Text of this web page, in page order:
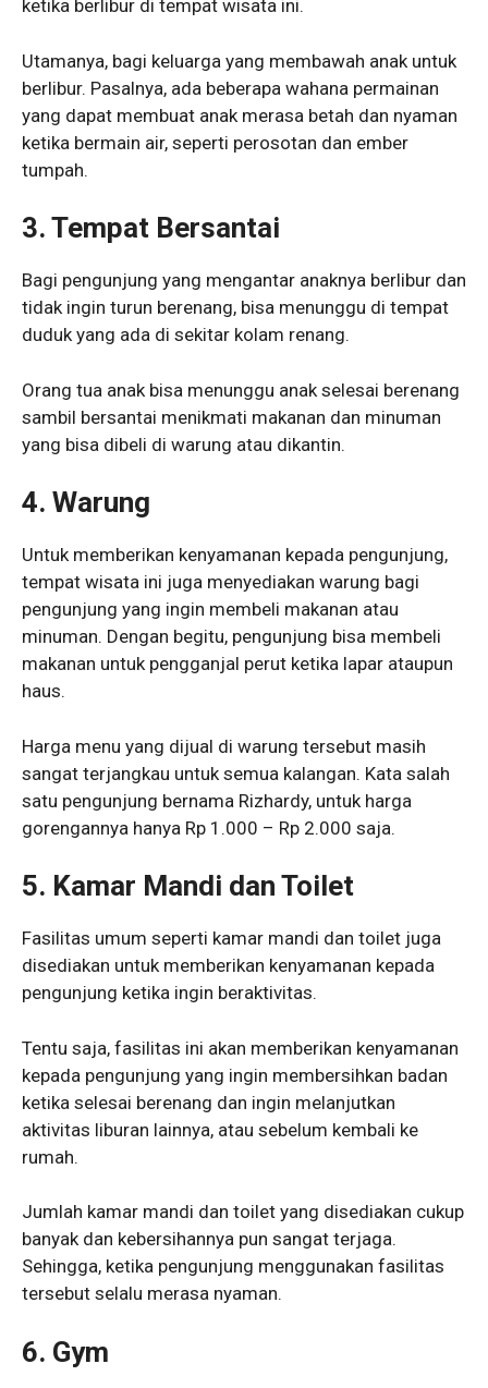
ketika berlibur di tempat wisata ini.
Utamanya, bagi keluarga yang membawah anak untuk
berlibur. Pasalnya, ada beberapa wahana permainan
yang dapat membuat anak merasa betah dan nyaman
ketika bermain air, seperti perosotan dan ember
tumpah.
3. Tempat Bersantai
Bagi pengunjung yang mengantar anaknya berlibur dan
tidak ingin turun berenang, bisa menunggu di tempat
duduk yang ada di sekitar kolam renang.
Orang tua anak bisa menunggu anak selesai berenang
sambil bersantai menikmati makanan dan minuman
yang bisa dibeli di warung atau dikantin.
4. Warung
Untuk memberikan kenyamanan kepada pengunjung,
tempat wisata ini juga menyediakan warung bagi
pengunjung yang ingin membeli makanan atau
minuman. Dengan begitu, pengunjung bisa membeli
makanan untuk pengganjal perut ketika lapar ataupun
haus.
Harga menu yang dijual di warung tersebut masih
sangat terjangkau untuk semua kalangan. Kata salah
satu pengunjung bernama Rizhardy, untuk harga
gorengannya hanya Rp 1.000 – Rp 2.000 saja.
5. Kamar Mandi dan Toilet
Fasilitas umum seperti kamar mandi dan toilet juga
disediakan untuk memberikan kenyamanan kepada
pengunjung ketika ingin beraktivitas.
Tentu saja, fasilitas ini akan memberikan kenyamanan
kepada pengunjung yang ingin membersihkan badan
ketika selesai berenang dan ingin melanjutkan
aktivitas liburan lainnya, atau sebelum kembali ke
rumah.
Jumlah kamar mandi dan toilet yang disediakan cukup
banyak dan kebersihannya pun sangat terjaga.
Sehingga, ketika pengunjung menggunakan fasilitas
tersebut selalu merasa nyaman.
6. Gym